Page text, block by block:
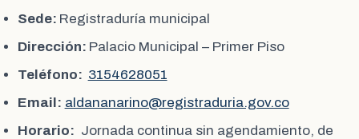
Sede: Registraduría municipal
Dirección: Palacio Municipal – Primer Piso
Teléfono: 3154628051
Email: aldananarino@registraduria.gov.co
Horario: Jornada continua sin agendamiento, de